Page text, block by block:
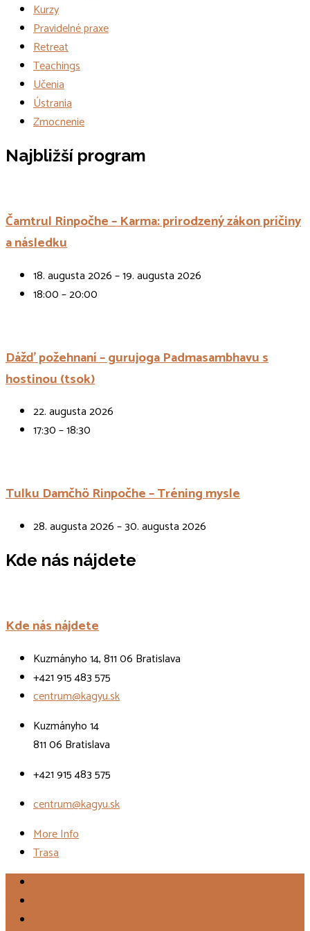
Kurzy
Pravidelné praxe
Retreat
Teachings
Učenia
Ústrania
Zmocnenie
Udalosti
Najbližší program
Čamtrul Rinpočhe – Karma: prirodzený zákon príčiny
a následku
18. augusta 2026 – 19. augusta 2026
18:00 – 20:00
Dážď požehnaní – gurujoga Padmasambhavu s
hostinou (tsok)
22. augusta 2026
17:30 – 18:30
Tulku Damčhö Rinpočhe – Tréning mysle
28. augusta 2026 – 30. augusta 2026
Kde nás nájdete
Kde nás nájdete
Kuzmányho 14, 811 06 Bratislava
+421 915 483 575
centrum@kagyu.sk
Kuzmányho 14
811 06 Bratislava
+421 915 483 575
centrum@kagyu.sk
More Info
Trasa